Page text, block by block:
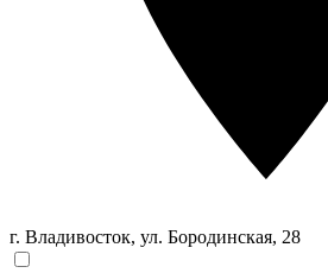
г. Владивосток, ул. Бородинская, 28